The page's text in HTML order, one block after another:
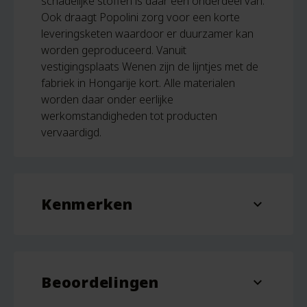
Ook draagt Popolini zorg voor een korte
leveringsketen waardoor er duurzamer kan
worden geproduceerd. Vanuit
vestigingsplaats Wenen zijn de lijntjes met de
fabriek in Hongarije kort. Alle materialen
worden daar onder eerlijke
werkomstandigheden tot producten
vervaardigd.
Kenmerken expand_more
Materiaal cellulose, viscose
Beoordelingen expand_more